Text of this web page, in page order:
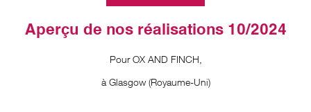
Aperçu de nos réalisations 10/2024
Pour OX AND FINCH,
à Glasgow (Royaume-Uni)